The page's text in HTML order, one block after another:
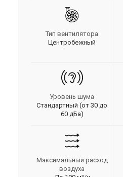
Тип вентилятора
Центробежный
Уровень шума
Стандартный (от 30 до
60 дБа)
Максимальный расход
воздуха